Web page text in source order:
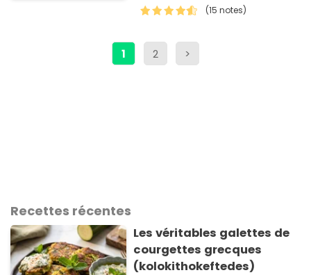
(15 notes)
1 2 >
Recettes récentes
Les véritables galettes de
courgettes grecques
(kolokithokeftedes)